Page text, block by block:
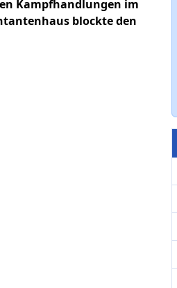
Kampfhandlungen im
blockte den